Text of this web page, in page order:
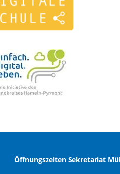
Öffnungszeiten Sekretariat